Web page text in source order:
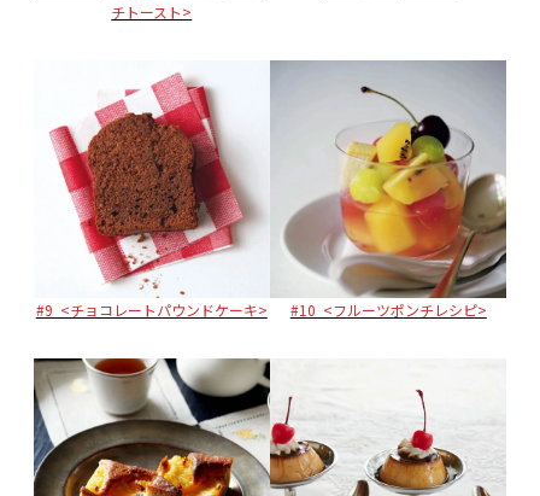
チトースト>
#9 <チョコレートパウンドケーキ> #10 <フルーツポンチレシピ>